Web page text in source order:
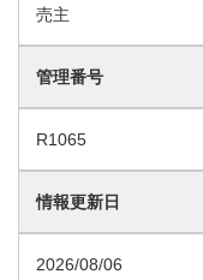
売主
管理番号
R1065
情報更新日
2026/08/06